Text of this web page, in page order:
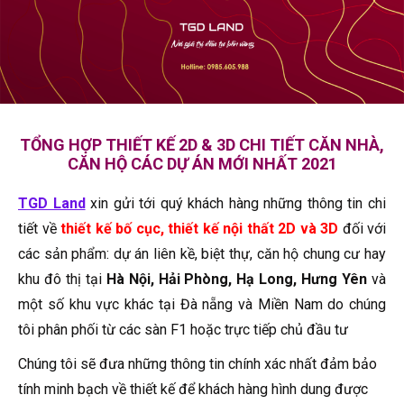
TỔNG HỢP THIẾT KẾ 2D & 3D CHI TIẾT CĂN NHÀ,
CĂN HỘ CÁC DỰ ÁN MỚI NHẤT 2021
TGD Landxin gửi tới quý khách hàng những thông tin chi
tiết về thiết kế bố cục, thiết kế nội thất 2D và 3D đối với
các sản phẩm: dự án liên kề, biệt thự, căn hộ chung cư hay
khu đô thị tại Hà Nội, Hải Phòng, Hạ Long, Hưng Yên và
một số khu vực khác tại Đà nẵng và Miền Nam do chúng
tôi phân phối từ các sàn F1 hoặc trực tiếp chủ đầu tư
Chúng tôi sẽ đưa những thông tin chính xác nhất đảm bảo
tính minh bạch về thiết kế để khách hàng hình dung được